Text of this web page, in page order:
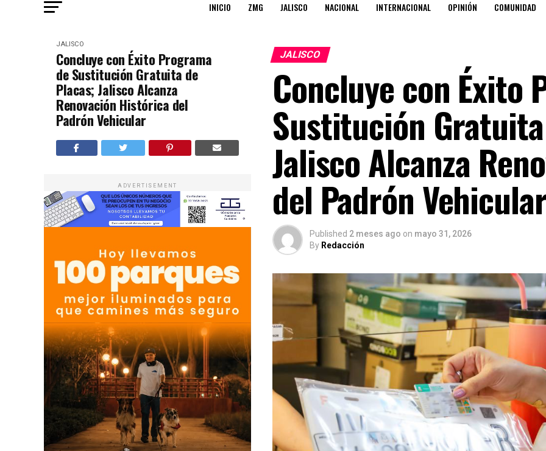
INICIO ZMG JALISCO NACIONAL INTERNACIONAL OPINIÓN COMUNIDAD
JALISCO
Concluye con Éxito Programa
de Sustitución Gratuita de
Placas; Jalisco Alcanza
Renovación Histórica del
Padrón Vehicular
ADVERTISEMENT
JALISCO
Concluye con Éxito
Sustitución
Jalisco Alcanza
del Padrón
Published 2 meses ago on mayo 31, 2026
By Redacción